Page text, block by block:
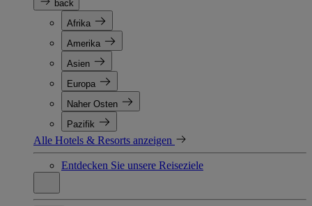
back
Afrika
Amerika
Asien
Europa
Naher Osten
Pazifik
Alle Hotels & Resorts anzeigen
Entdecken Sie unsere Reiseziele